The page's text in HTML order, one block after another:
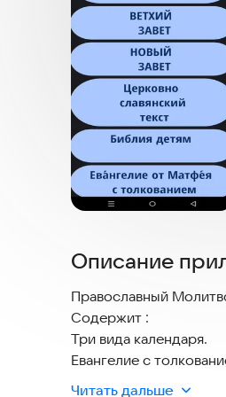
Описание
Православный
Содержит :
Три вида календаря.
Евангелие с
Главные молитвы.
Читать дальше